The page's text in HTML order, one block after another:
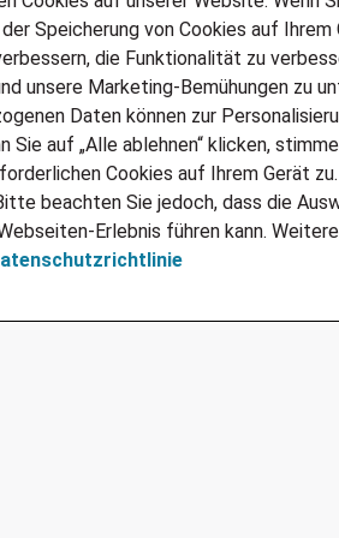
Software
Ausgeprägte
Strukturierte, analytische und
Freude an Organisation und
Dich jetzt als Sachbearbeiter Aus-
und werde Teil eines engagierten
sende uns Deinen Lebenslauf
oder über die
von Menschen, die zur Vielfalt
Speicherung von Cookies auf
die Funktionalität zu
unsere Marketing-Bemühungen zu
Daten können zur
Sie auf „Alle ablehnen“ klicken,
Cookies auf Ihrem Gerät
beachten Sie jedoch, dass die
Erlebnis führen kann.